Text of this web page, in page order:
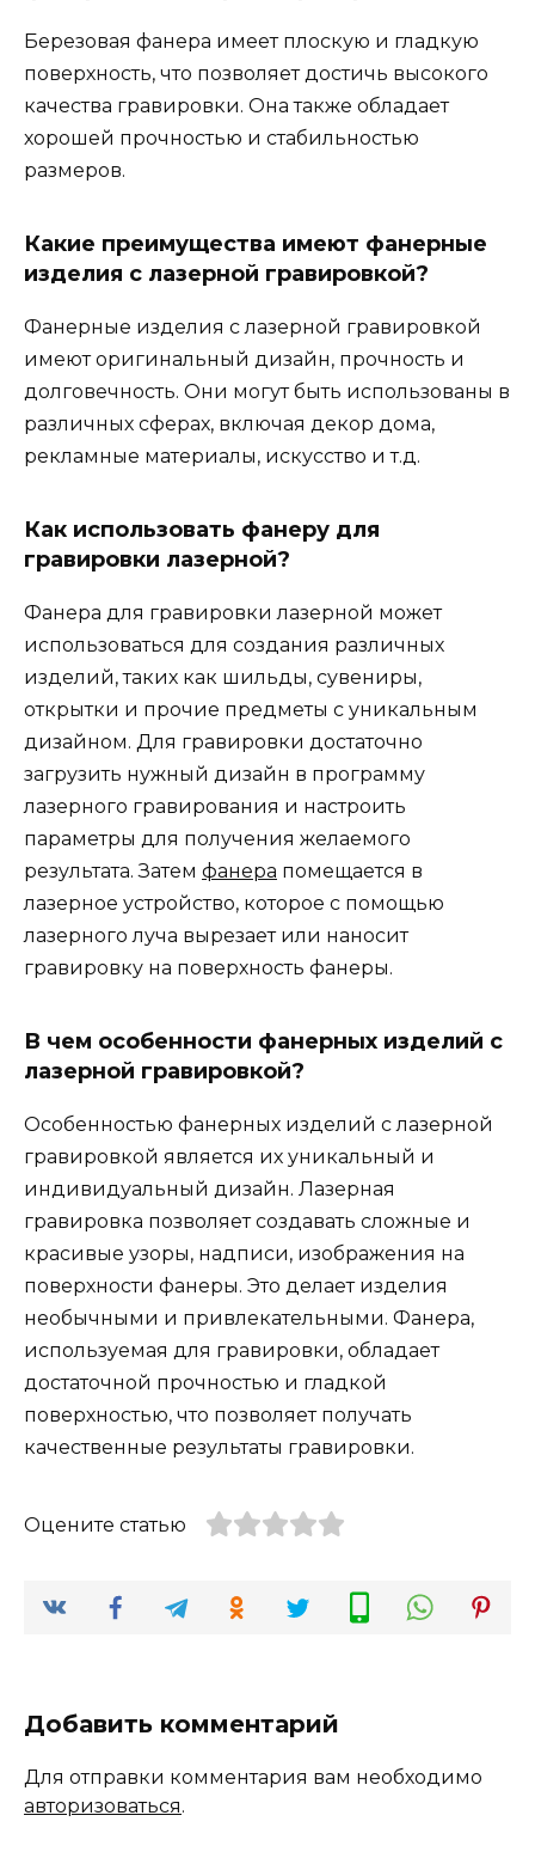
Березовая фанера имеет плоскую и гладкую
поверхность, что позволяет достичь высокого
качества гравировки. Она также обладает
хорошей прочностью и стабильностью
размеров.
Какие преимущества имеют фанерные
изделия с лазерной гравировкой?
Фанерные изделия с лазерной гравировкой
имеют оригинальный дизайн, прочность и
долговечность. Они могут быть использованы в
различных сферах, включая декор дома,
рекламные материалы, искусство и т.д.
Как использовать фанеру для
гравировки лазерной?
Фанера для гравировки лазерной может
использоваться для создания различных
изделий, таких как шильды, сувениры,
открытки и прочие предметы с уникальным
дизайном. Для гравировки достаточно
загрузить нужный дизайн в программу
лазерного гравирования и настроить
параметры для получения желаемого
результата. Затем фанера помещается в
лазерное устройство, которое с помощью
лазерного луча вырезает или наносит
гравировку на поверхность фанеры.
В чем особенности фанерных изделий с
лазерной гравировкой?
Особенностью фанерных изделий с лазерной
гравировкой является их уникальный и
индивидуальный дизайн. Лазерная
гравировка позволяет создавать сложные и
красивые узоры, надписи, изображения на
поверхности фанеры. Это делает изделия
необычными и привлекательными. Фанера,
используемая для гравировки, обладает
достаточной прочностью и гладкой
поверхностью, что позволяет получать
качественные результаты гравировки.
Оцените статью
Добавить комментарий
Для отправки комментария вам необходимо
авторизоваться.